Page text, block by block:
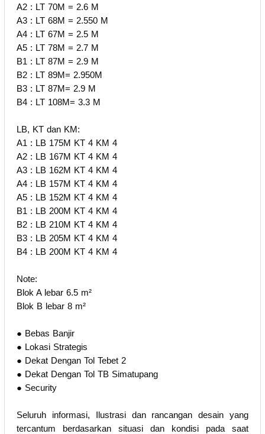
A2 : LT 70M = 2.6 M
A3 : LT 68M = 2.550 M
A4 : LT 67M = 2.5 M
A5 : LT 78M = 2.7 M
B1 : LT 87M = 2.9 M
B2 : LT 89M= 2.950M
B3 : LT 87M= 2.9 M
B4 : LT 108M= 3.3 M
LB, KT dan KM:
A1 : LB 175M KT 4 KM 4
A2 : LB 167M KT 4 KM 4
A3 : LB 162M KT 4 KM 4
A4 : LB 157M KT 4 KM 4
A5 : LB 152M KT 4 KM 4
B1 : LB 200M KT 4 KM 4
B2 : LB 210M KT 4 KM 4
B3 : LB 205M KT 4 KM 4
B4 : LB 200M KT 4 KM 4
Note:
Blok A lebar 6.5 m²
Blok B lebar 8 m²
● Bebas Banjir
● Lokasi Strategis
● Dekat Dengan Tol Tebet 2
● Dekat Dengan Tol TB Simatupang
● Security
Seluruh informasi, Ilustrasi dan rancangan desain yang
tercantum berdasarkan situasi dan kondisi pada saat